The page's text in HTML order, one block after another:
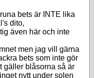
bets är INTE lika
dito,
även här och inte
men jag vill gärna
bets som inte gör
gäller blåsorna så är
nytt under solen